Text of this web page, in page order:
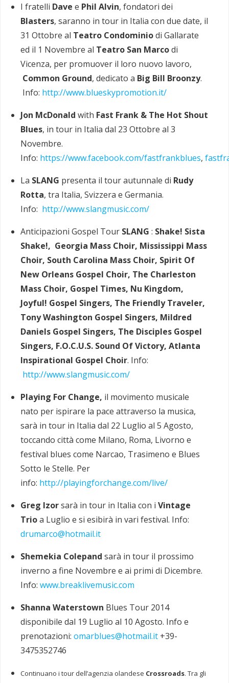
I fratelli Dave e Phil Alvin, fondatori dei
Blasters, saranno in tour in Italia con due date, il
31 Ottobre al Teatro Condominiodi Gallarate
ed il 1 Novembre al Teatro San Marcodi
Vicenza, per promuover il loro nuovo lavoro,
Common Ground, dedicato a Big Bill Broonzy.
Info: http://www.blueskypromotion.it/
Jon McDonald with Fast Frank & The Hot Shout
Blues, in tour in Italia dal 23 Ottobre al 3
Novembre.
Info: https://www.facebook.com/fastfrankblues,
La SLANG presenta il tour autunnale di Rudy
Rotta, tra Italia, Svizzera e Germania.
Info: http://www.slangmusic.com/
Anticipazioni Gospel Tour SLANG : Shake! Sista
Shake!, Georgia Mass Choir, Mississippi Mass
Choir, South Carolina Mass Choir, Spirit Of
New Orleans Gospel Choir, The Charleston
Mass Choir, Gospel Times, Nu Kingdom,
Joyful! Gospel Singers, The Friendly Traveler,
Tony Washington Gospel Singers, Mildred
Daniels Gospel Singers, The Disciples Gospel
Singers, F.O.C.U.S. Sound Of Victory, Atlanta
Inspirational Gospel Choir. Info:
http://www.slangmusic.com/
Playing For Change, il movimento musicale
nato per ispirare la pace attraverso la musica,
sarà in tour in Italia dal 22 Luglio al 5 Agosto,
toccando città come Milano, Roma, Livorno e
festival blues come Narcao, Trasimeno e Blues
Sotto le Stelle. Per
info: http://playingforchange.com/live/
Greg Izorsarà in tour in Italia con i Vintage
Trioa Luglio e si esibirà in vari festival. Info:
drumarco@hotmail.it
Shemekia Colepand sarà in tour il prossimo
inverno a fine Novembre e ai primi di Dicembre.
Info: www.breaklivemusic.com
Shanna Waterstown Blues Tour 2014
disponibile dal 19 Luglio al 10 Agosto. Info e
prenotazioni: omarblues@hotmail.it +39-
3475352746
Continuano i tour dell’agenzia olandese Crossroads. Tra gli